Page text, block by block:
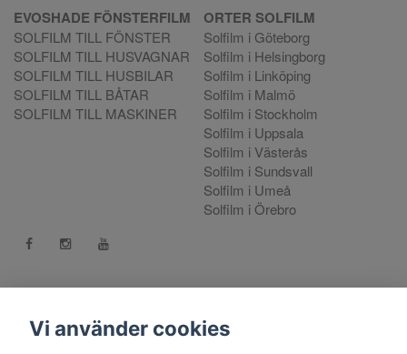
EVOSHADE FÖNSTERFILM
SOLFILM TILL FÖNSTER
SOLFILM TILL HUSVAGNAR
SOLFILM TILL HUSBILAR
SOLFILM TILL BÅTAR
SOLFILM TILL MASKINER
ORTER SOLFILM
Solfilm i Göteborg
Solfilm i Helsingborg
Solfilm i Linköping
Solfilm i Malmö
Solfilm i Stockholm
Solfilm i Uppsala
Solfilm i Västerås
Solfilm i Sundsvall
Solfilm i Umeå
Solfilm i Örebro
Kontakt:mejla oss. Vill du göra en reklamation använd vår
Vi använder cookies